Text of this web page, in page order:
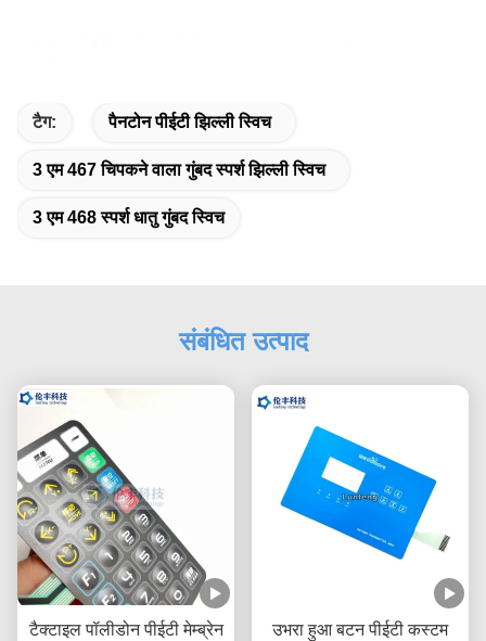
टैग: पैनटोन पीईटी झिल्ली स्विच
3 एम 467 चिपकने वाला गुंबद स्पर्श झिल्ली स्विच
3 एम 468 स्पर्श धातु गुंबद स्विच
संबंधित उत्पाद
टैक्टाइल पॉलीडोन पीईटी मेम्ब्रेन
उभरा हुआ बटन पीईटी कस्टम